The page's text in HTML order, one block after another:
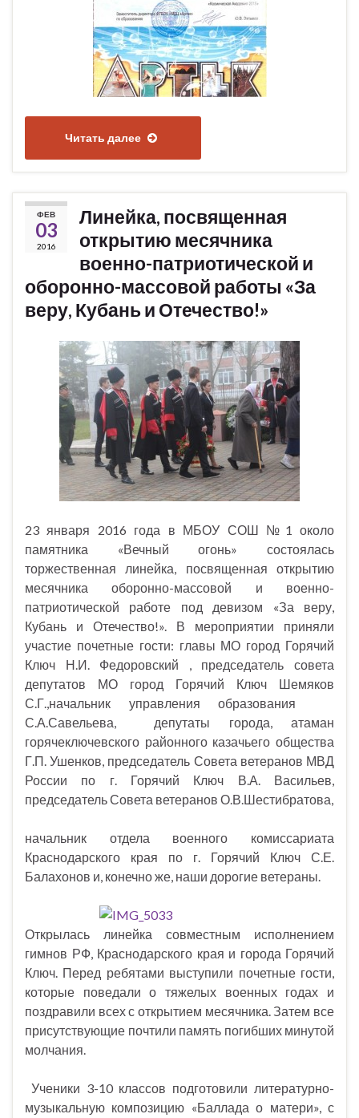
Читать далее
ФЕВ
03
2016
Линейка, посвященная
открытию месячника
военно-патриотической и
оборонно-массовой работы «За
веру, Кубань и Отечество!»
23 января 2016 года в МБОУ СОШ №1 около
памятника «Вечный огонь» состоялась
торжественная линейка, посвященная открытию
месячника оборонно-массовой и военно-
патриотической работе под девизом «За веру,
Кубань и Отечество!». В мероприятии приняли
участие почетные гости: главы МО город Горячий
Ключ Н.И. Федоровский , председатель совета
депутатов МО город Горячий Ключ Шемяков
С.Г.,начальник управления образования
С.А.Савельева, депутаты города, атаман
горячеключевского районного казачьего общества
Г.П. Ушенков, председатель Совета ветеранов МВД
России по г. Горячий Ключ В.А. Васильев,
председатель Совета ветеранов О.В.Шестибратова,
начальник отдела военного комиссариата
Краснодарского края по г. Горячий Ключ С.Е.
Балахонов и, конечно же, наши дорогие ветераны.
Открылась линейка совместным исполнением
гимнов РФ, Краснодарского края и города Горячий
Ключ. Перед ребятами выступили почетные гости,
которые поведали о тяжелых военных годах и
поздравили всех с открытием месячника. Затем все
присутствующие почтили память погибших минутой
молчания.
Ученики 3-10 классов подготовили литературно-
музыкальную композицию «Баллада о матери», с